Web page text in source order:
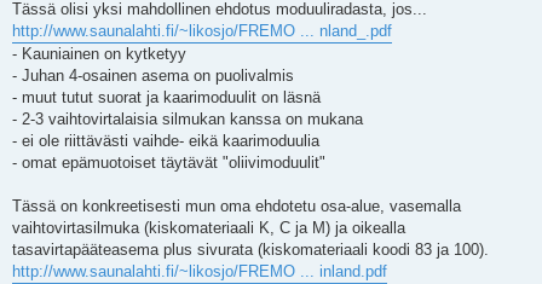
e
t
i
Tässä olisi yksi mahdollinen ehdotus moduuliradasta, jos...
http://www.saunalahti.fi/~likosjo/FREMO ... nland_.pdf
- Kauniainen on kytketyy
- Juhan 4-osainen asema on puolivalmis
- muut tutut suorat ja kaarimoduulit on läsnä
- 2-3 vaihtovirtalaisia silmukan kanssa on mukana
- ei ole riittävästi vaihde- eikä kaarimoduulia
- omat epämuotoiset täytävät "oliivimoduulit"
Tässä on konkreetisesti mun oma ehdotetu osa-alue, vasemalla
vaihtovirtasilmuka (kiskomateriaali K, C ja M) ja oikealla
tasavirtapääteasema plus sivurata (kiskomateriaali koodi 83 ja 100).
http://www.saunalahti.fi/~likosjo/FREMO ... inland.pdf